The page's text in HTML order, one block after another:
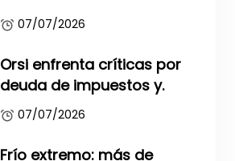
07/07/2026
Orsi enfrenta críticas por
deuda de impuestos y.
07/07/2026
Frío extremo: más de